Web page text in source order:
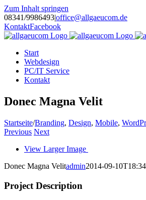
Zum Inhalt springen
08341/9986493|office@allgaeucom.de
KontaktFacebook
Start
Webdesign
PC/IT Service
Kontakt
Donec Magna Velit
Startseite/Branding, Design, Mobile,
Previous Next
View Larger Image
Donec Magna Velitadmin2014-09-
Project Description